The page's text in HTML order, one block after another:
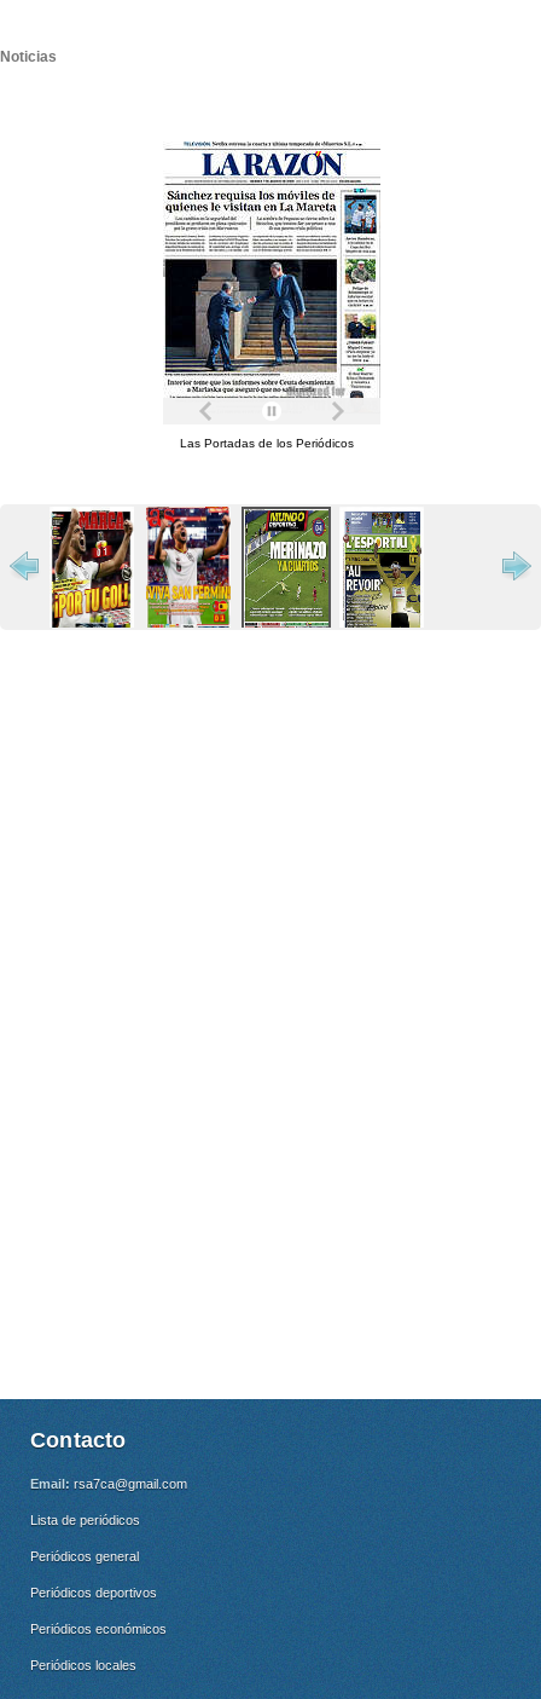
Noticias
Las Portadas de los Periódicos
Contacto
Email: rsa7ca@gmail.com
Lista de periódicos
Periódicos general
Periódicos deportivos
Periódicos económicos
Periódicos locales